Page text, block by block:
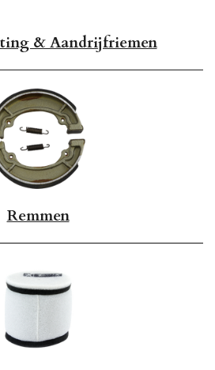
& Aandrijfriemen
Remmen